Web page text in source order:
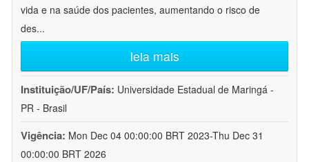
vida e na saúde dos pacientes, aumentando o risco de
des...
leia mais
Instituição/UF/País: Universidade Estadual de Maringá -
PR - Brasil
Vigência: Mon Dec 04 00:00:00 BRT 2023-Thu Dec 31
00:00:00 BRT 2026